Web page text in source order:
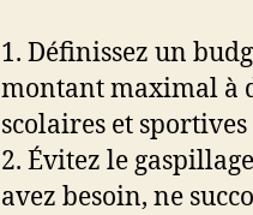
1. Définissez un
montant maximal à
scolaires et
2. Évitez le
avez besoin, ne